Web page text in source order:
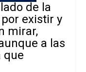
de la
existir y
mirar,
a las
que